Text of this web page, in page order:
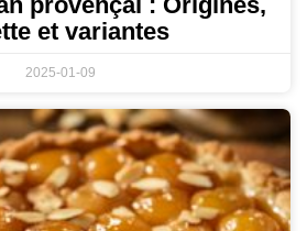
et variantes
2025-01-09